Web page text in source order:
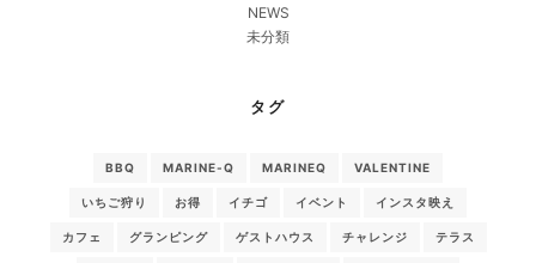
NEWS
未分類
タグ
BBQ MARINE-Q MARINEQ VALENTINE
いちご狩り お得 イチゴ イベント インスタ映え
カフェ グランピング ゲストハウス チャレンジ テラス